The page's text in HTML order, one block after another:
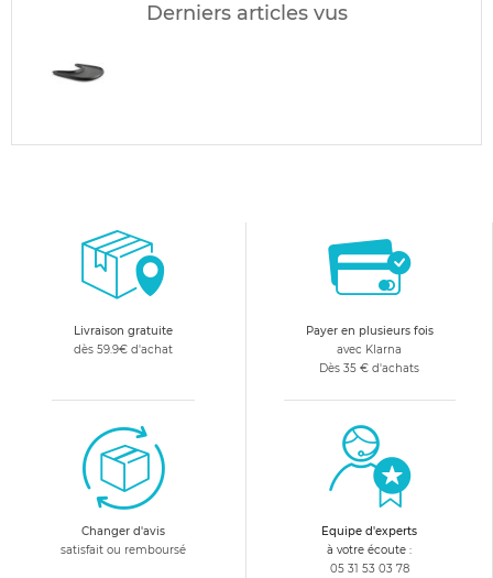
Derniers articles vus
Livraison gratuite
dès 59.9€ d'achat
Payer en plusieurs fois
avec Klarna
Dès 35 € d'achats
Changer d'avis
satisfait ou remboursé
Equipe d'experts
à votre écoute :
05 31 53 03 78